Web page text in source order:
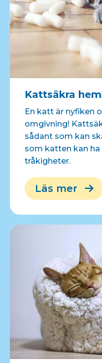
Kattsäkra
En katt är nyfiken
omgivning!
sådant som kan
som katten kan ha
tråkigheter.
Läs mer